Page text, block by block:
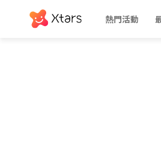
熱門活動